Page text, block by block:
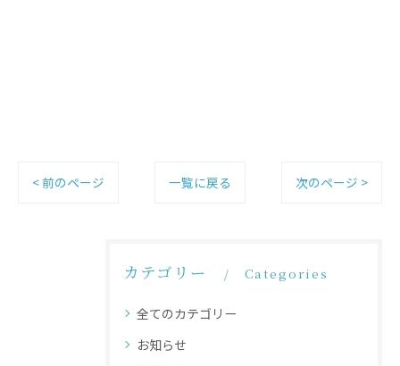
< 前のページ 一覧に戻る 次のページ >
カテゴリー Categories
全てのカテゴリー
お知らせ